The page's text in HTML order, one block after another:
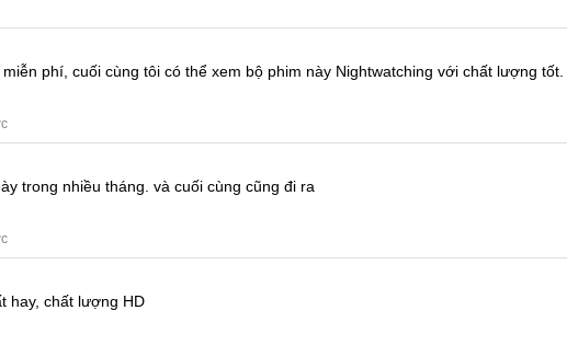
phí, cuối cùng tôi có thể xem bộ phim này Nightwatching với chất lượng tốt.
trong nhiều tháng. và cuối cùng cũng đi ra
hay, chất lượng HD